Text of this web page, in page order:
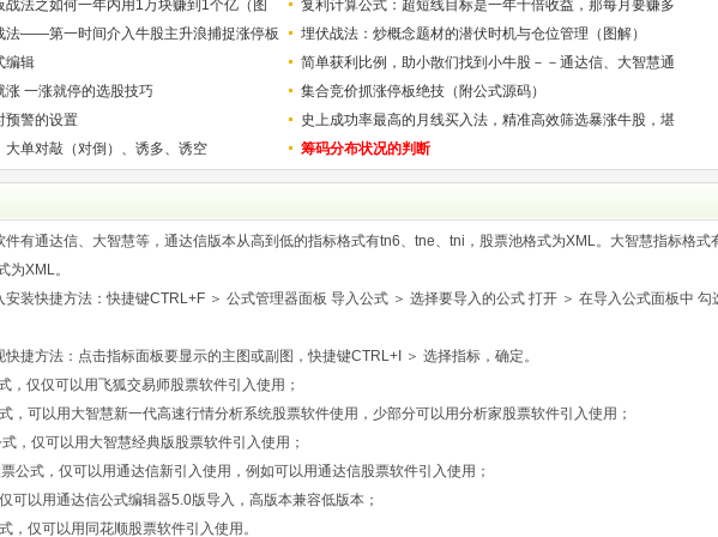
战法之如何一年内用1万块赚到1个亿（图
复利计算公式：超短线目标是一年十倍收益，那每月要赚多
少？
法——第一时间介入牛股主升浪捕捉涨停板
埋伏战法：炒概念题材的潜伏时机与仓位管理（图解）
编辑
简单获利比例，助小散们找到小牛股－－通达信、大智慧通
用
涨 一涨就停的选股技巧
集合竞价抓涨停板绝技（附公式源码）
预警的设置
史上成功率最高的月线买入法，精准高效筛选暴涨牛股，堪
称选股法宝！
大单对敲（对倒）、诱多、诱空 筹码分布状况的判断
件有通达信、大智慧等，通达信版本从高到低的指标格式有tn6、tne、tni，股票池格式为XML。大智慧指标格式
为XML。
安装快捷方法：快捷键CTRL+F ＞ 公式管理器面板 导入公式 ＞ 选择要导入的公式 打开 ＞ 在导入公式面板中 勾
捷方法：点击指标面板要显示的主图或副图，快捷键CTRL+I ＞ 选择指标，确定。
，仅仅可以用飞狐交易师股票软件引入使用；
，可以用大智慧新一代高速行情分析系统股票软件使用，少部分可以用分析家股票软件引入使用；
，仅可以用大智慧经典版股票软件引入使用；
公式，仅可以用通达信新引入使用，例如可以用通达信股票软件引入使用；
可以用通达信公式编辑器5.0版导入，高版本兼容低版本；
，仅可以用同花顺股票软件引入使用。